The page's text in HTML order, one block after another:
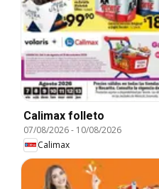
Calimax folleto
07/08/2026- 10/08/2026
Calimax